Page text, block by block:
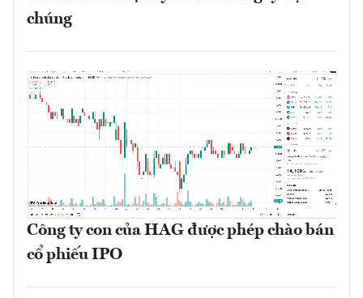
chúng
Công ty con của HAG được phép chào bán
cổ phiếu IPO